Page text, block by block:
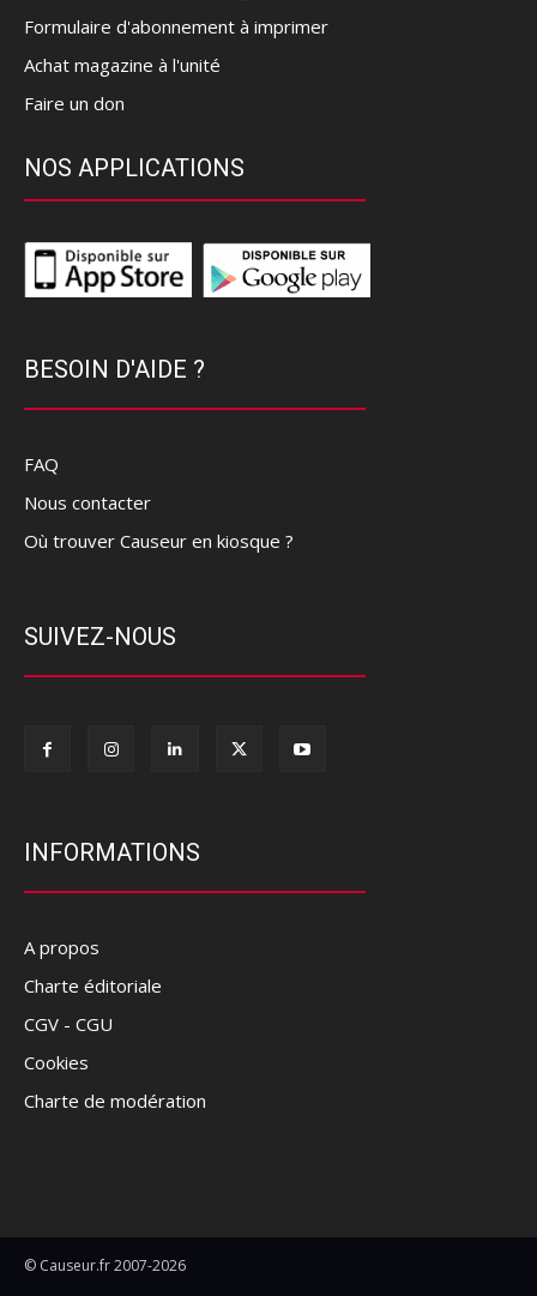
Formulaire d'abonnement à imprimer
Achat magazine à l'unité
Faire un don
NOS APPLICATIONS
BESOIN D'AIDE ?
FAQ
Nous contacter
Où trouver Causeur en kiosque ?
SUIVEZ-NOUS
INFORMATIONS
A propos
Charte éditoriale
CGV - CGU
Cookies
Charte de modération
© Causeur.fr 2007-2026